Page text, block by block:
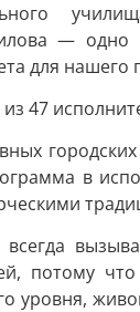
— одно
для нашего
47
в
всегда
потому
уровня,